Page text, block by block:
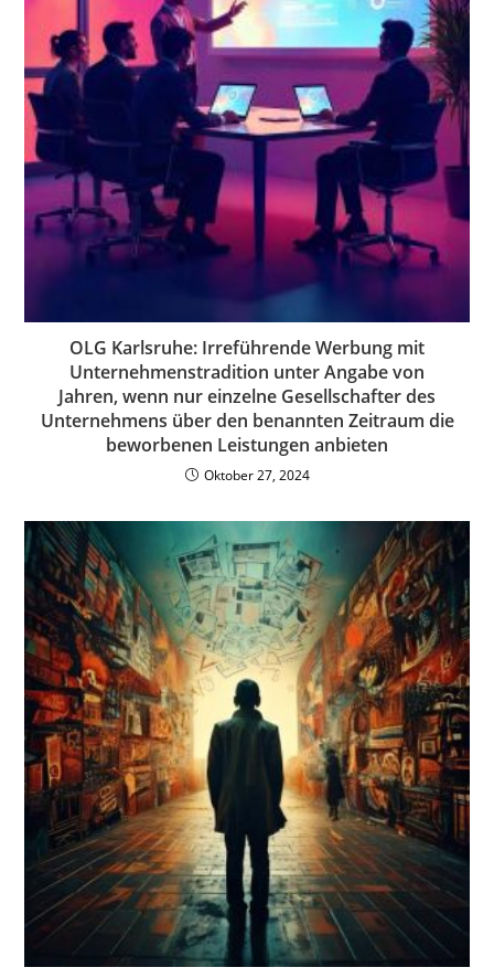
OLG Karlsruhe: Irreführende Werbung mit
Unternehmenstradition unter Angabe von
Jahren, wenn nur einzelne Gesellschafter des
Unternehmens über den benannten Zeitraum die
beworbenen Leistungen anbieten
Oktober 27, 2024